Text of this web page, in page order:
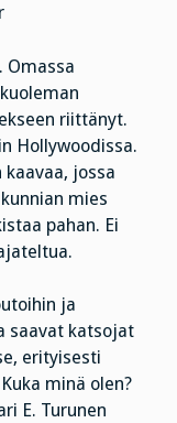
Omassa
riittänyt.
Hollywoodissa.
jossa
mies
pahan. Ei
ja
saavat katsojat
erityisesti
minä olen?
E. Turunen